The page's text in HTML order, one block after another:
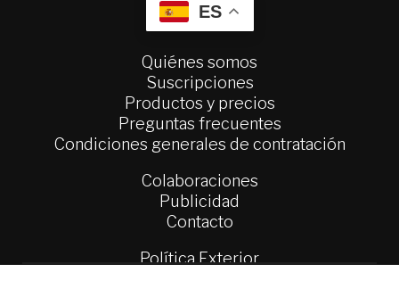
ES
Quiénes somos
Suscripciones
Productos y precios
Preguntas frecuentes
Condiciones generales de contratación
Colaboraciones
Publicidad
Contacto
Política Exterior